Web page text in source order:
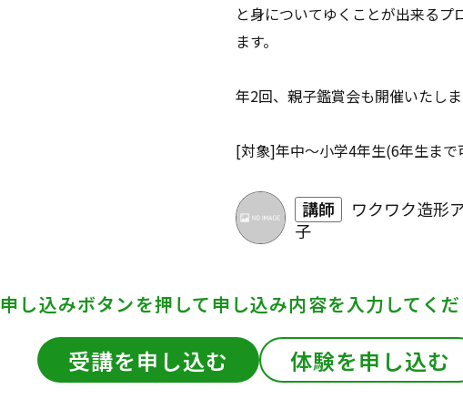
と身についてゆくことが出来るプ
ます。
年2回、親子鑑賞会も開催いたし
[対象]年中～小学4年生(6年生まで
講師
ワクワク造形
子
申し込みボタンを押して申し込み内容を入力してく
受講を申し込む 体験を申し込む